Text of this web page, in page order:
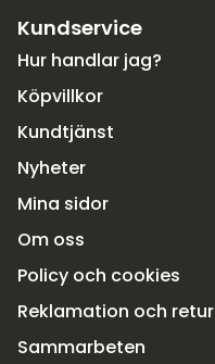
Kundservice
Hur handlar jag?
Köpvillkor
Kundtjänst
Nyheter
Mina sidor
Om oss
Policy och cookies
Reklamation och retur
Sammarbeten